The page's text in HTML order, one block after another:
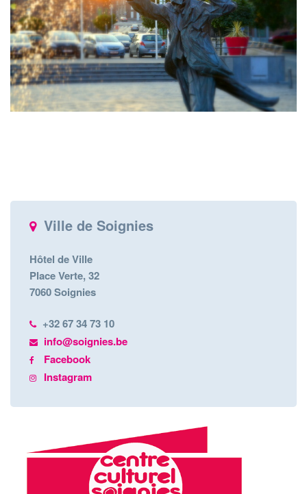
Ville de Soignies
Hôtel de Ville
Place Verte, 32
7060 Soignies
+32 67 34 73 10
info@soignies.be
Facebook
Instagram